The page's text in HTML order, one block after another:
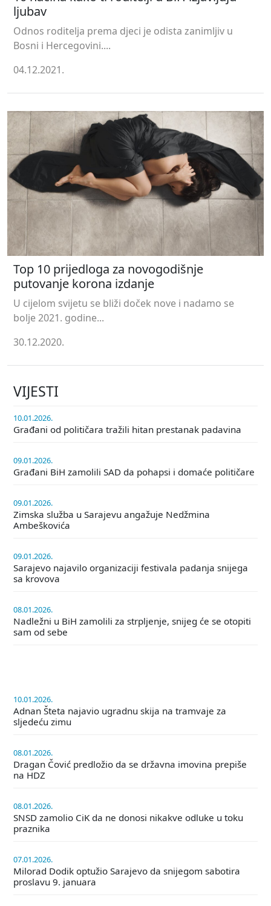
ljubav
Odnos roditelja prema djeci je odista zanimljiv u
Bosni i Hercegovini....
04.12.2021.
Top 10 prijedloga za novogodišnje
putovanje korona izdanje
U cijelom svijetu se bliži doček nove i nadamo se
bolje 2021. godine...
30.12.2020.
VIJESTI
10.01.2026.
Građani od političara tražili hitan prestanak padavina
09.01.2026.
Građani BiH zamolili SAD da pohapsi i domaće političare
09.01.2026.
Zimska služba u Sarajevu angažuje Nedžmina
Ambeškovića
09.01.2026.
Sarajevo najavilo organizaciji festivala padanja snijega
sa krovova
08.01.2026.
Nadležni u BiH zamolili za strpljenje, snijeg će se otopiti
sam od sebe
10.01.2026.
Adnan Šteta najavio ugradnu skija na tramvaje za
sljedeću zimu
08.01.2026.
Dragan Čović predložio da se državna imovina prepiše
na HDZ
08.01.2026.
SNSD zamolio CiK da ne donosi nikakve odluke u toku
praznika
07.01.2026.
Milorad Dodik optužio Sarajevo da snijegom sabotira
proslavu 9. januara